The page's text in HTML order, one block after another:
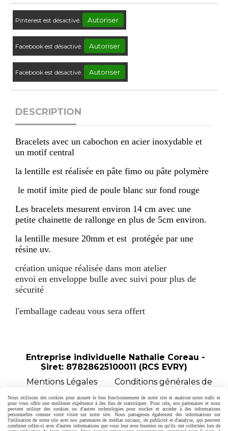
Pinterest est désactivé. Autoriser
Facebook est désactivé. Autoriser
Facebook est désactivé. Autoriser
DESCRIPTION
Bracelets avec un cabochon en acier inoxydable et
un motif central
la lentille est réalisée en pâte fimo ou pâte polymère
le motif imite pied de poule blanc sur fond rouge
Les bracelets mesurent environ 14 cm avec une
petite chainette de rallonge en plus de 5cm environ.
la lentille mesure 20mm et est protégée par une
résine uv.
création unique réalisée dans mon atelier
envoi en enveloppe bulle avec suivi pour plus de
sécurité
l'emballage cadeau vous sera offert
Entreprise individuelle Nathalie Coreau -
Siret: 87828625100011 (RCS EVRY)
Mentions Légales
Conditions générales de
cookies
Mon Compte
Créer un site internet
Formulaire de rétractation
Nous utilisons des cookies pour assurer le bon fonctionnement de notre site et analyser notre trafic et
pour vous offrir une meilleure expérience à des fins de statistiques. Pour cela, nos partenaires et nous
peuvent utiliser des cookies ou d'autres technologies pour stocker et accéder à des informations
personnelles comme votre visite sur notre site. Nous partageons également des informations sur
l'utilisation de notre site avec nos partenaires de médias sociaux, de publicité et d'analyse, qui peuvent
combiner celles-ci avec d'autres informations que vous leur avez fournies ou qu'ils ont collectées lors de